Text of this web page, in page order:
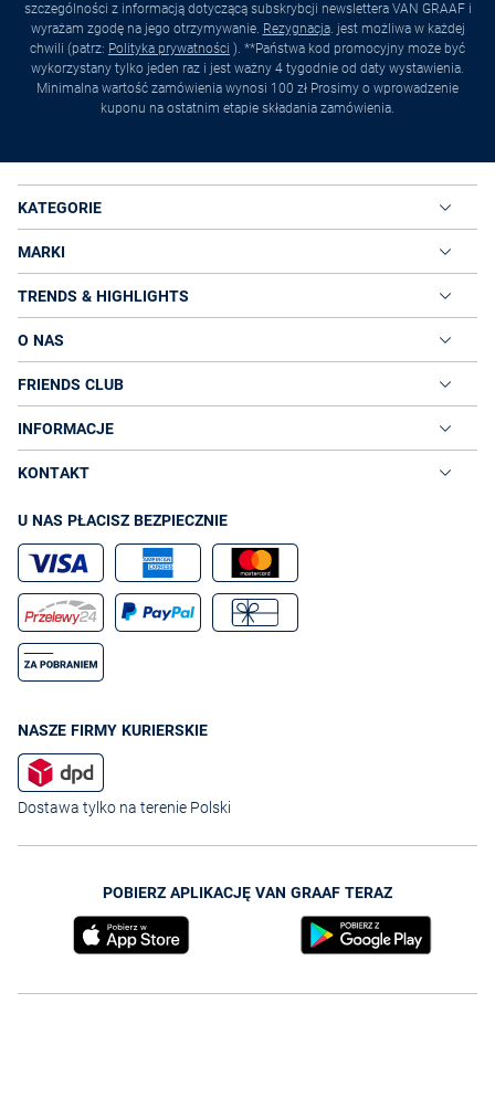
szczególności z informacją dotyczącą subskrybcji newslettera VAN GRAAF i
wyrażam zgodę na jego otrzymywanie. Rezygnacja. jest możliwa w każdej
chwili (patrz: Polityka prywatności ). **Państwa kod promocyjny może być
wykorzystany tylko jeden raz i jest ważny 4 tygodnie od daty wystawienia.
Minimalna wartość zamówienia wynosi 100 zł Prosimy o wprowadzenie
kuponu na ostatnim etapie składania zamówienia.
KATEGORIE
MARKI
TRENDS & HIGHLIGHTS
O NAS
FRIENDS CLUB
INFORMACJE
KONTAKT
U NAS PŁACISZ BEZPIECZNIE
NASZE FIRMY KURIERSKIE
Dostawa tylko na terenie Polski
POBIERZ APLIKACJĘ VAN GRAAF TERAZ